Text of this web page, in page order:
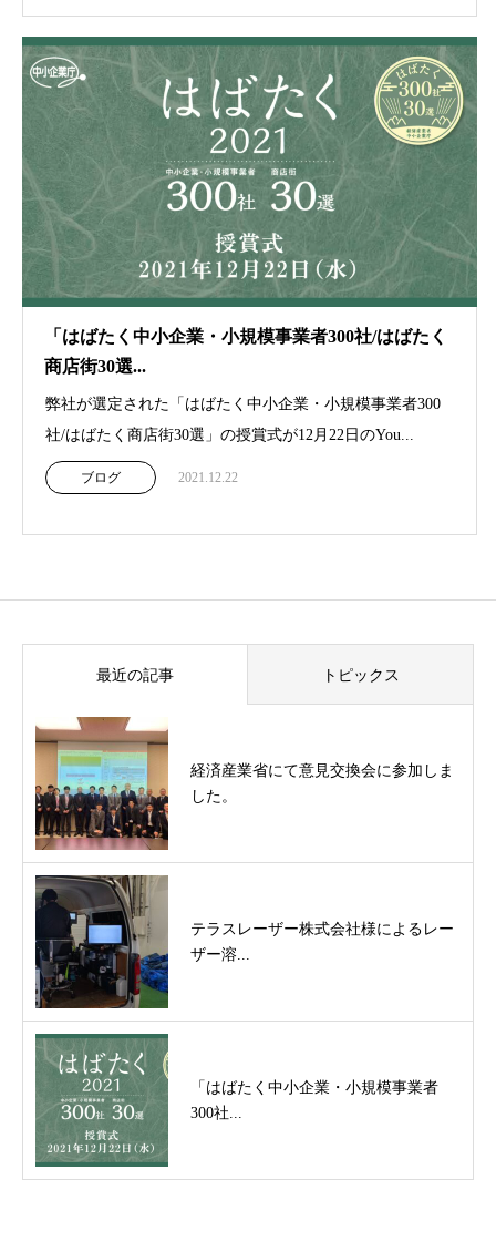
「はばたく中小企業・小規模事業者300社/はばたく
商店街30選...
弊社が選定された「はばたく中小企業・小規模事業者300
社/はばたく商店街30選」の授賞式が12月22日のYou...
ブログ 2021.12.22
最近の記事 トピックス
経済産業省にて意見交換会に参加しま
した。
テラスレーザー株式会社様によるレー
ザー溶...
「はばたく中小企業・小規模事業者
300社...